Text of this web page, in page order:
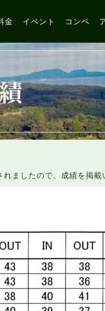
金 イベント コンペ
ましたので、成績を掲載